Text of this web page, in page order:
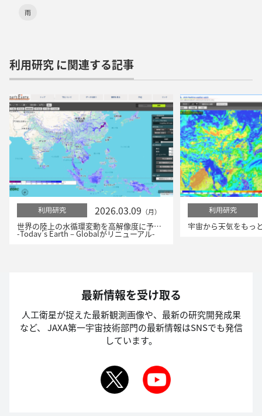
雨
利用研究 に関連する記事
利用研究 2026.03.09 （月）
世界の陸上の水循環変動を高解像度に予測！
-Today’s Earth – Globalがリニューアル-
利用研究
最新情報を受け取る
人工衛星が捉えた最新観測画像や、最新の研究開発成果
など、
JAXA第一宇宙技術部門の最新情報はSNSでも発信
しています。